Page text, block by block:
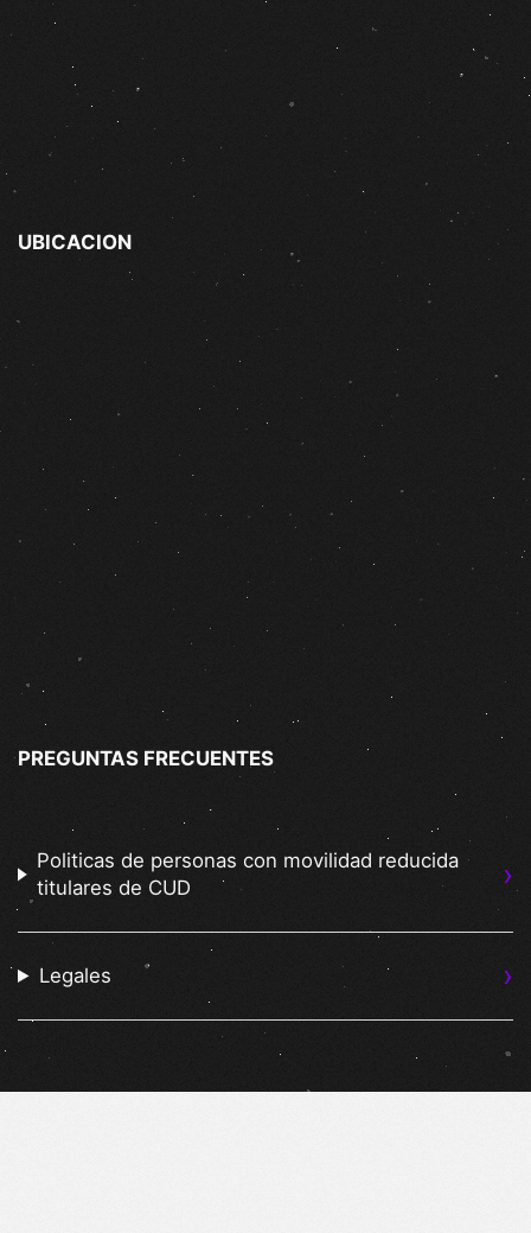
UBICACION
PREGUNTAS FRECUENTES
Politicas de personas con movilidad reducida
titulares de CUD
Legales